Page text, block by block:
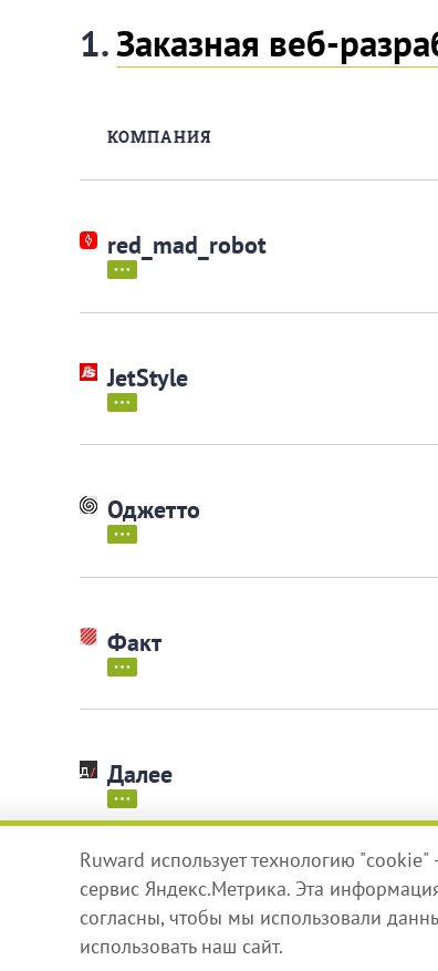
1.Заказная веб-
КОМПАНИЯ
red_mad_robot
JetStyle
Оджетто
Факт
Далее
Globus
Ruward использует технологию
сервис Яндекс.Метрика. Эта
согласны, чтобы мы использовали
использовать наш сайт.